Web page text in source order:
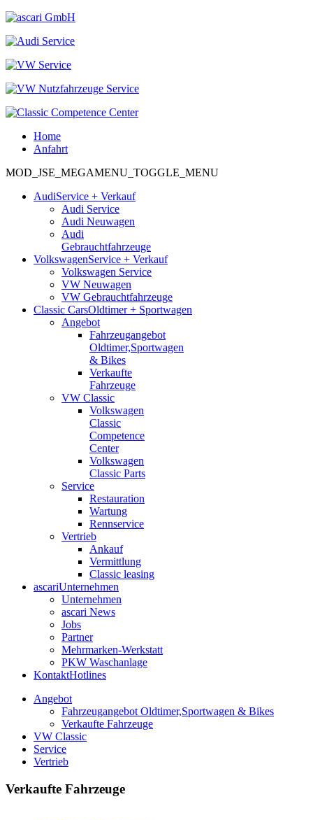
Home
Anfahrt
MOD_JSE_MEGAMENU_TOGGLE_MENU
AudiService + Verkauf
Audi Service
Audi Neuwagen
Audi
Gebrauchtfahrzeuge
VolkswagenService + Verkauf
Volkswagen Service
VW Neuwagen
VW Gebrauchtfahrzeuge
Classic CarsOldtimer + Sportwagen
Angebot
Fahrzeugangebot
Oldtimer,Sportwagen
& Bikes
Verkaufte
Fahrzeuge
VW Classic
Volkswagen
Classic
Competence
Center
Volkswagen
Classic Parts
Service
Restauration
Wartung
Rennservice
Vertrieb
Ankauf
Vermittlung
Classic leasing
ascariUnternehmen
Unternehmen
ascari News
Jobs
Partner
Mehrmarken-Werkstatt
PKW Waschanlage
KontaktHotlines
Angebot
Fahrzeugangebot Oldtimer,Sportwagen & Bikes
Verkaufte Fahrzeuge
VW Classic
Service
Vertrieb
Verkaufte Fahrzeuge